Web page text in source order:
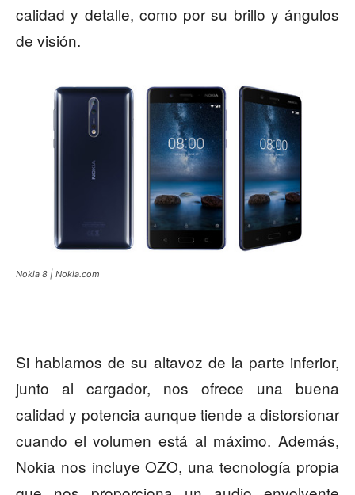
calidad y detalle, como por su brillo y ángulos
de visión.
Nokia 8 | Nokia.com
Si hablamos de su altavoz de la parte inferior,
junto al cargador, nos ofrece una buena
calidad y potencia aunque tiende a distorsionar
cuando el volumen está al máximo. Además,
Nokia nos incluye OZO, una tecnología propia